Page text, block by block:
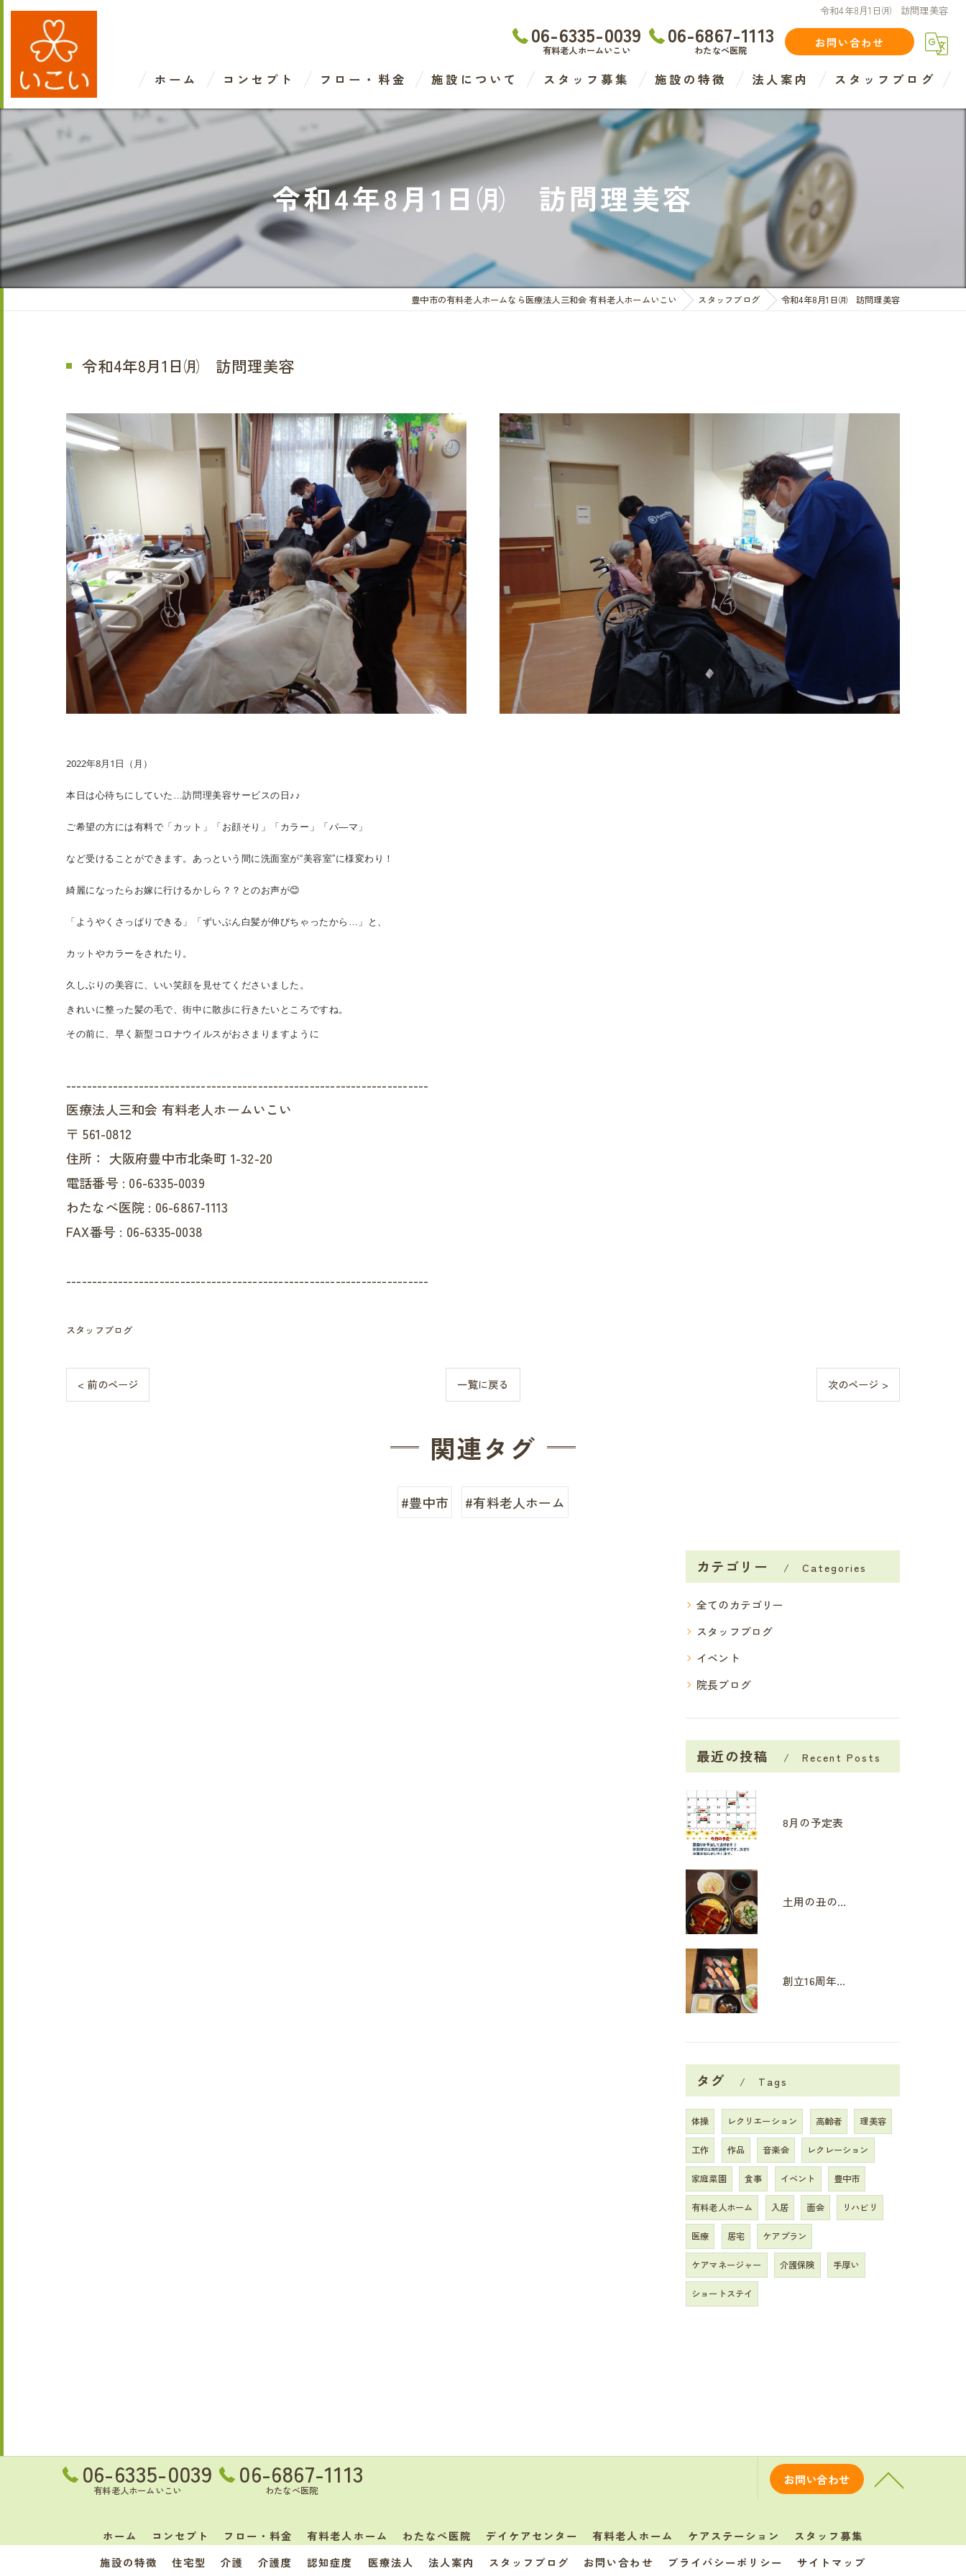
令和4年8月1日㈪ 訪問理美容
06-6335-0039
有料老人ホームいこい
06-6867-1113
わたなべ医院
お問い合わせ
ホーム コンセプト フロー・料金 施設について
わたなべ医院
デイケアセンター
有料老人ホーム
スタッフ募集 施設の特徴
住宅型
介護度
認知症度
医療法人
法人案内 スタッフブログ
令和4年8月1日㈪ 訪問理美容
豊中市の有料老人ホームなら医療法人三和会 有料老人ホームいこい スタッフブログ 令和4年8月1日㈪ 訪問理美容
令和4年8月1日㈪ 訪問理美容
2022年8月1日（月）
本日は心待ちにしていた…訪問理美容サービスの日♪♪
ご希望の方には有料で「カット」「お顔そり」「カラー」「パ―マ」
など受けることができます。 あっという間に洗面室が“美容室”に様変わり！
綺麗になったらお嫁に行けるかしら？？とのお声が😊
「ようやくさっぱりできる」「ずいぶん白髪が伸びちゃったから…」と、
カットやカラーをされたり。
久しぶりの美容に、いい笑顔を見せてくださいました。
きれいに整った髪の毛で、街中に散歩に行きたいところですね。
その前に、早く新型コロナウイルスがおさまりますように
----------------------------------------------------------------------
医療法人三和会 有料老人ホームいこい
〒561-0812
住所： 大阪府豊中市北条町 1-32-20
電話番号 : 06-6335-0039
わたなべ医院 : 06-6867-1113
FAX番号 : 06-6335-0038
----------------------------------------------------------------------
スタッフブログ
< 前のページ 一覧に戻る 次のページ >
関連タグ
#豊中市 #有料老人ホーム
カテゴリー Categories
全てのカテゴリー
スタッフブログ
イベント
院長ブログ
最近の投稿 Recent Posts
8月の予定表
土用の丑の日
創立16周年イベント
タグ Tags
体操 レクリエーション 高齢者 理美容
工作 作品 音楽会 レクレーション
家庭菜園 食事 イベント 豊中市
有料老人ホーム 入居 面会 リハビリ
医療 居宅 ケアプラン
ケアマネージャー 介護保険 手厚い
ショートステイ
06-6335-0039
有料老人ホームいこい
06-6867-1113
わたなべ医院
お問い合わせ
ホーム コンセプト フロー・料金 有料老人ホーム わたなべ医院 デイケアセンター 有料老人ホーム ケアステーション
スタッフ募集
施設の特徴
住宅型 介護 介護度 認知症度 医療法人 法人案内 スタッフブログ お問い合わせ プライバシーポリシー サイトマップ